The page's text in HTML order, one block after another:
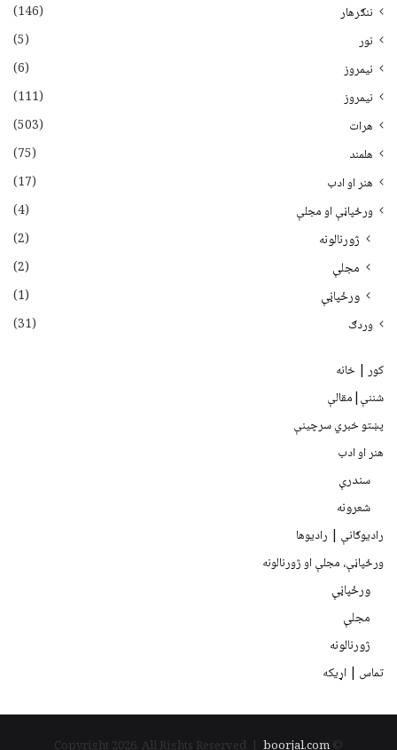
ننګرهار
(146)
نور
(5)
نيمروز
(6)
نیمروز
(111)
هرات
(503)
هلمند
(75)
هنر او ادب
(17)
ورځپاڼې او مجلې
(4)
ژورنالونه
(2)
مجلې
(2)
ورځپاڼې
(1)
وردګ
(31)
کور | خانه
شننې|مقالې
پښتو خبري سرچينې
هنر او ادب
سندرې
شعرونه
رادیوګانې | رادیوها
ورځپاڼې، مجلې او ژورنالونه
ورځپاڼې
مجلې
ژورنالونه
تماس | اړیکه